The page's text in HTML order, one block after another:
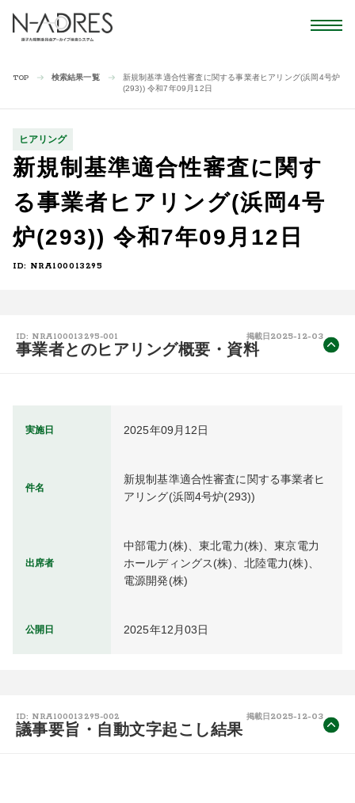
TOP 検索結果一覧
新規制基準適合性審査に関する事業者ヒアリング(浜岡4号炉
(293)) 令和7年09月12日
ヒアリング
新規制基準適合性審査に関す
る事業者ヒアリング(浜岡4号
炉(293)) 令和7年09月12日
ID: NRA100013295
ID: NRA100013295-001 掲載日 2025-12-03
事業者とのヒアリング概要・資料
実施日 2025年09月12日
件名
新規制基準適合性審査に関する事業者ヒ
アリング(浜岡4号炉(293))
出席者
中部電力(株)、東北電力(株)、東京電力
ホールディングス(株)、北陸電力(株)、
電源開発(株)
公開日 2025年12月03日
ID: NRA100013295-002 掲載日 2025-12-03
議事要旨・自動文字起こし結果